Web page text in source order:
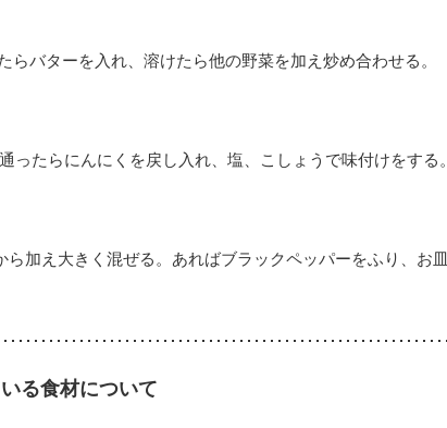
らバターを入れ、溶けたら他の野菜を加え炒め合わせる。
ったらにんにくを戻し入れ、塩、こしょうで味付けをする。
ら加え大きく混ぜる。あればブラックペッパーをふり、お
る食材について